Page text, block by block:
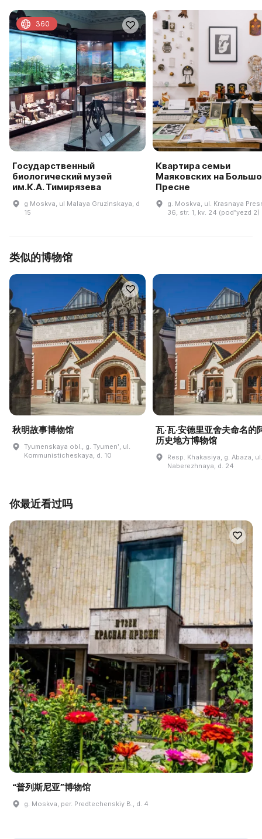
Государственный
биологический музей
им.К.А. Тимирязева
g Moskva, ul Malaya Gruzinskaya, d
15
360
Квартира семьи
Маяковских на
Пресне
g. Moskva, ul. Krasnaya
36, str. 1, kv. 24 (podʺyezd 2)
类似的博物馆
秋明故事博物馆
Tyumenskaya obl., g. Tyumenʹ, ul.
Kommunisticheskaya, d. 10
瓦·瓦·安德里亚舍夫命名的
历史地方博物馆
Resp. Khakasiya, g. Abaza, ul.
Naberezhnaya, d. 24
你最近看过吗
“普列斯尼亚”博物馆
g. Moskva, per. Predtechenskiy B., d. 4